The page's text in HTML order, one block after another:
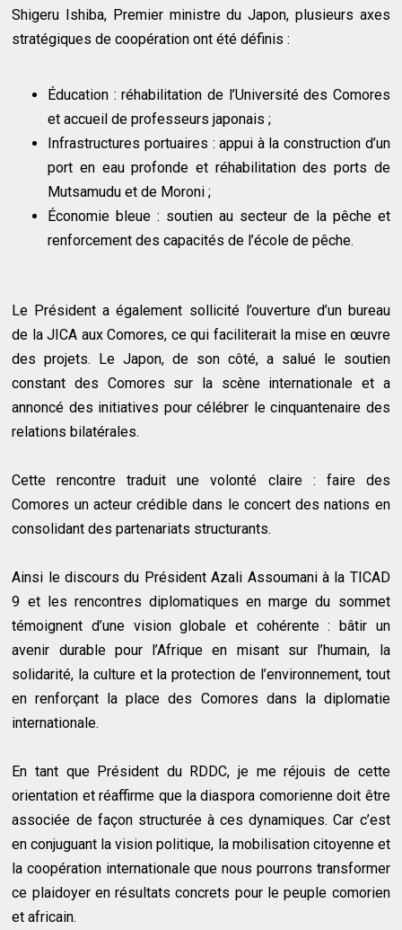
Shigeru Ishiba, Premier ministre du Japon, plusieurs axes
stratégiques de coopération ont été définis :
Éducation : réhabilitation de l’Université des Comores
et accueil de professeurs japonais ;
Infrastructures portuaires : appui à la construction d’un
port en eau profonde et réhabilitation des ports de
Mutsamudu et de Moroni ;
Économie bleue : soutien au secteur de la pêche et
renforcement des capacités de l’école de pêche.
Le Président a également sollicité l’ouverture d’un bureau
de la JICA aux Comores, ce qui faciliterait la mise en œuvre
des projets. Le Japon, de son côté, a salué le soutien
constant des Comores sur la scène internationale et a
annoncé des initiatives pour célébrer le cinquantenaire des
relations bilatérales.
Cette rencontre traduit une volonté claire : faire des
Comores un acteur crédible dans le concert des nations en
consolidant des partenariats structurants.
Ainsi le discours du Président Azali Assoumani à la TICAD
9 et les rencontres diplomatiques en marge du sommet
témoignent d’une vision globale et cohérente : bâtir un
avenir durable pour l’Afrique en misant sur l’humain, la
solidarité, la culture et la protection de l’environnement, tout
en renforçant la place des Comores dans la diplomatie
internationale.
En tant que Président du RDDC, je me réjouis de cette
orientation et réaffirme que la diaspora comorienne doit être
associée de façon structurée à ces dynamiques. Car c’est
en conjuguant la vision politique, la mobilisation citoyenne et
la coopération internationale que nous pourrons transformer
ce plaidoyer en résultats concrets pour le peuple comorien
et africain.